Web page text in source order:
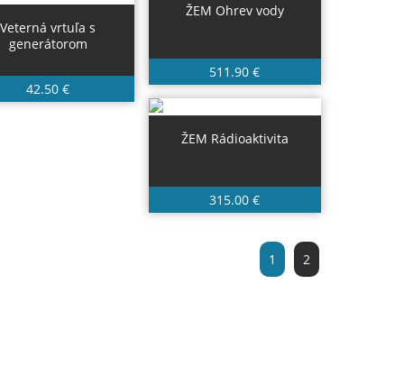
Veterná vrtuľa s
generátorom
42.50 €
ŽEM Ohrev vody
511.90 €
ŽEM Rádioaktivita
315.00 €
1 2